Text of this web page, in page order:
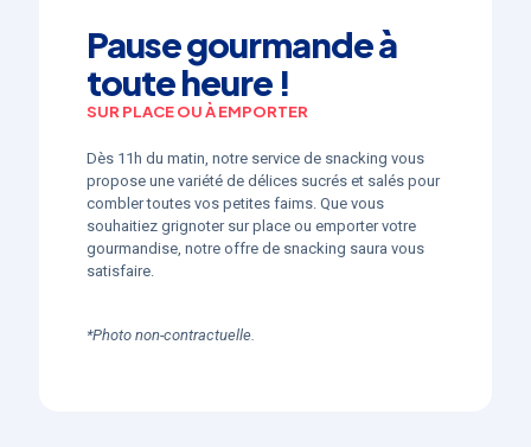
Pause gourmande à
toute heure !
SUR PLACE OU À EMPORTER
Dès 11h du matin, notre service de snacking vous
propose une variété de délices sucrés et salés pour
combler toutes vos petites faims. Que vous
souhaitiez grignoter sur place ou emporter votre
gourmandise, notre offre de snacking saura vous
satisfaire.
*Photo non-contractuelle.